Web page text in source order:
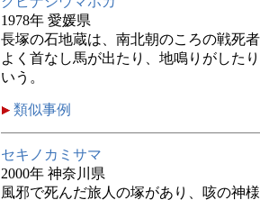
1978年 愛媛県
長塚の石地蔵は、南北朝のころの戦死
よく首なし馬が出たり、地鳴りがした
いう。
類似事例
セキノカミサマ
2000年 神奈川県
風邪で死んだ旅人の塚があり、咳の神